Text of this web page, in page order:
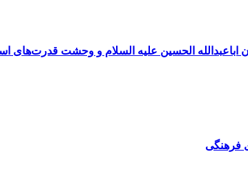
الحسین علیه السلام و وحشت قدرت‌های